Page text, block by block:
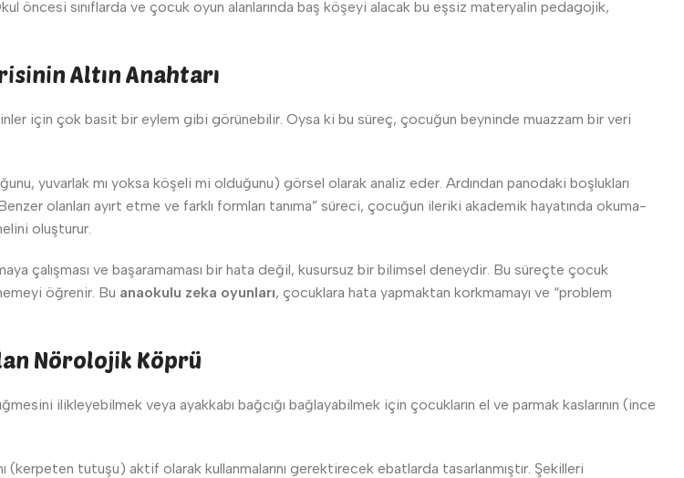
sınıflarda ve çocuk oyun alanlarında baş köşeyi alacak bu eşsiz materyalin pedagojik,
Altın Anahtarı
için çok basit bir eylem gibi görünebilir. Oysa ki bu süreç, çocuğun beyninde muazzam bir veri
yuvarlak mı yoksa köşeli mi olduğunu) görsel olarak analiz eder. Ardından panodaki boşlukları
olanları ayırt etme ve farklı formları tanıma” süreci, çocuğun ileriki akademik hayatında okuma-
oluşturur.
çalışması ve başaramaması bir hata değil, kusursuz bir bilimsel deneydir. Bu süreçte çocuk
öğrenir. Bu anaokulu zeka oyunları, çocuklara hata yapmaktan korkmamayı ve “problem
Nörolojik Köprü
ilikleyebilmek veya ayakkabı bağcığı bağlayabilmek için çocukların el ve parmak kaslarının (ince
tutuşu) aktif olarak kullanmalarını gerektirecek ebatlarda tasarlanmıştır. Şekilleri